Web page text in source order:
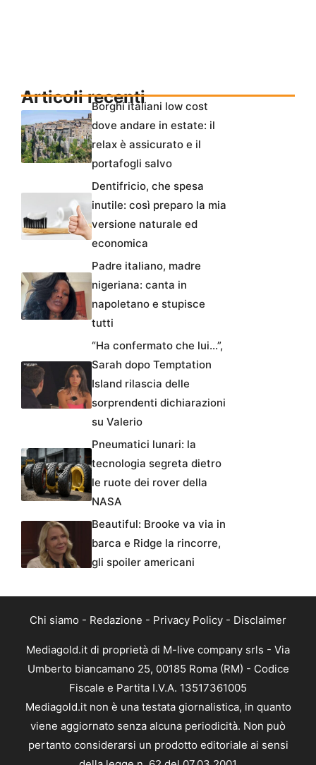
Articoli recentiBorghi italiani low cost
dove andare in estate: il
relax è assicurato e il
portafogli salvo
Dentifricio, che spesa
inutile: così preparo la mia
versione naturale ed
economica
Padre italiano, madre
nigeriana: canta in
napoletano e stupisce
tutti
“Ha confermato che lui…”,
Sarah dopo Temptation
Island rilascia delle
sorprendenti dichiarazioni
su Valerio
Pneumatici lunari: la
tecnologia segreta dietro
le ruote dei rover della
NASA
Beautiful: Brooke va via in
barca e Ridge la rincorre,
gli spoiler americani
Chi siamo - Redazione - Privacy Policy - Disclaimer
Mediagold.it di proprietà di M-live company srls - Via
Umberto biancamano 25, 00185 Roma (RM) - Codice
Fiscale e Partita I.V.A. 13517361005
Mediagold.it non è una testata giornalistica, in quanto
viene aggiornato senza alcuna periodicità. Non può
pertanto considerarsi un prodotto editoriale ai sensi